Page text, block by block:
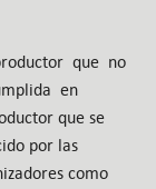
que no
en
que se
por las
como